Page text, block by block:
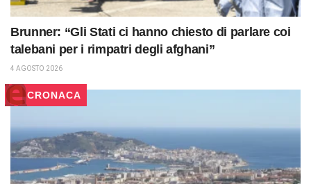
Brunner: “Gli Stati ci hanno chiesto di parlare coi
talebani per i rimpatri degli afghani”
4 AGOSTO 2026
CRONACA